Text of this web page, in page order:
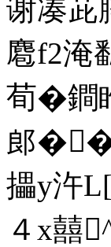
谢凑茈
麅f2淹
荀�
郎
攂y汻
４x囍